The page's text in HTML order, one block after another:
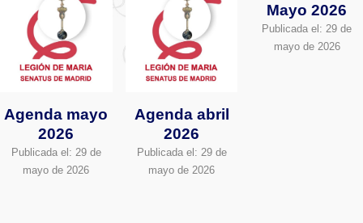
Agenda mayo
2026
Publicada el: 29 de
mayo de 2026
Agenda abril
2026
Publicada el: 29 de
mayo de 2026
Mayo 2026
Publicada el: 29 de
mayo de 2026